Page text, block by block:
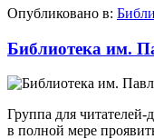
Опубликовано в:
Библиотека им.
Группа для
в полной мере